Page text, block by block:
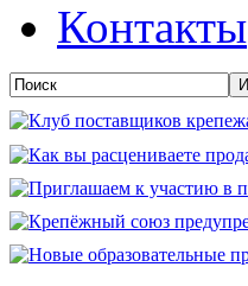
Контакты